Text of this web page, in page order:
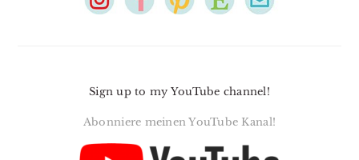
Sign up to my YouTube channel!
Abonniere meinen YouTube Kanal!